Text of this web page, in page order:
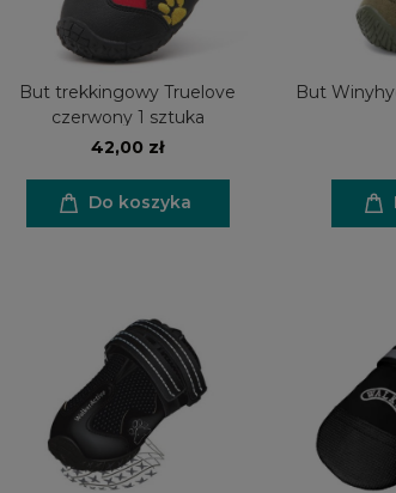
But trekkingowy Truelove
czerwony 1 sztuka
42,00 zł
Do koszyka
But